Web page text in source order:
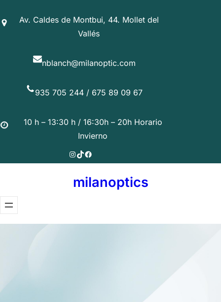
al
Av. Caldes de Montbui, 44. Mollet del
Vallés
nblanch@milanoptic.com
935 705 244 / 675 89 09 67
10 h – 13:30 h / 16:30h – 20h Horario
Invierno
Instagram
TikTok
Facebook
milanoptics